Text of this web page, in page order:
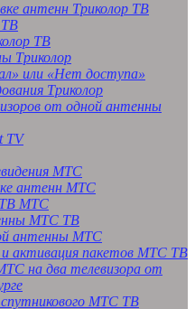
антенн Триколор ТВ
ТВ
ТВ
Триколор
или «Нет доступа»
Триколор
от одной антенны
TV
МТС
антенн МТС
ТВ МТС
МТС ТВ
антенны МТС
и активация пакетов МТС ТВ
на два телевизора от
спутникового МТС ТВ